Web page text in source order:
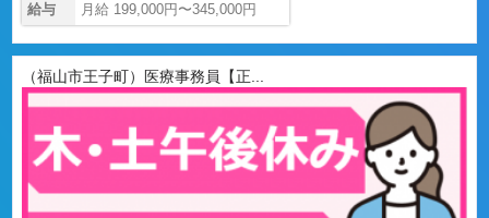
給与 月給 199,000円〜345,000円
（福山市王子町）医療事務員【正...